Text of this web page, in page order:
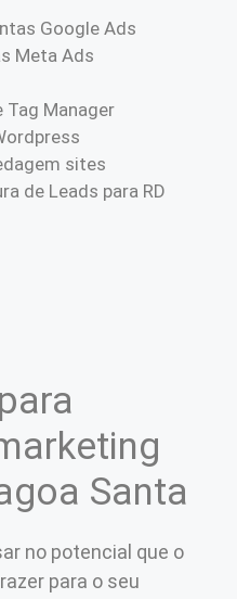
Google Ads
Meta Ads
Tag Manager
sites
de Leads para RD
Santa
no potencial que o
para o seu